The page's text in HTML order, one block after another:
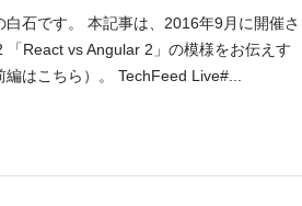
白石です。 本記事は、2016年9月に開催さ
「React vs Angular 2」の模様をお伝えす
はこちら）。 TechFeed Live#...